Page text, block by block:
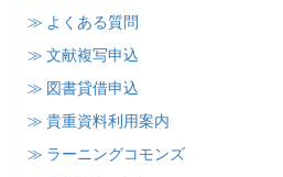
≫ よくある質問
≫ 文献複写申込
≫ 図書貸借申込
≫ 貴重資料利用案内
≫ ラーニングコモンズ